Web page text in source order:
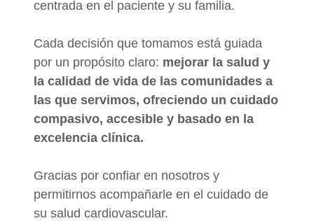
centrada en el paciente y su familia.
Cada decisión que tomamos está guiada
por un propósito claro: mejorar la salud y
la calidad de vida de las comunidades a
las que servimos, ofreciendo un cuidado
compasivo, accesible y basado en la
excelencia clínica.
Gracias por confiar en nosotros y
permitirnos acompañarle en el cuidado de
su salud cardiovascular.